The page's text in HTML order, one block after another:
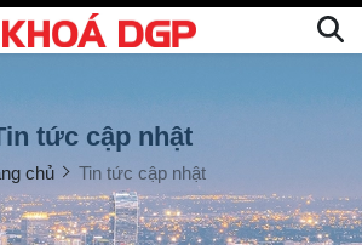
tức cập nhật
chủ Tin tức cập nhật